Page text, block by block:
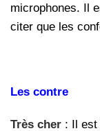
microphones. Il
citer que les
Les contre
Très cher : Il est